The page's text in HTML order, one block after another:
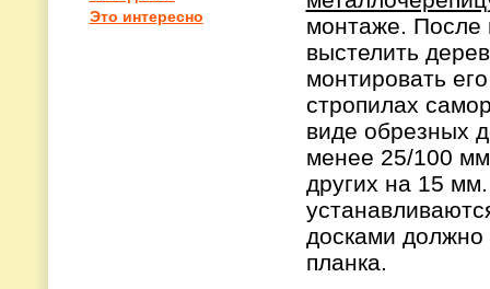
Это интересно
монтаже. После
выстелить
монтировать
стропилах
виде обрезных
менее 25/100
других на 15
досками должно
планка.